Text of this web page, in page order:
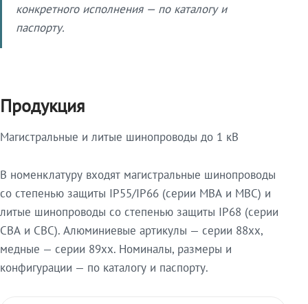
конкретного исполнения — по каталогу и
паспорту.
Продукция
Магистральные и литые шинопроводы до 1 кВ
В номенклатуру входят магистральные шинопроводы
со степенью защиты IP55/IP66 (серии МВА и МВС) и
литые шинопроводы со степенью защиты IP68 (серии
СВА и СВС). Алюминиевые артикулы — серии 88xx,
медные — серии 89xx. Номиналы, размеры и
конфигурации — по каталогу и паспорту.